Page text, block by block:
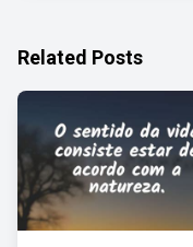
Related Posts